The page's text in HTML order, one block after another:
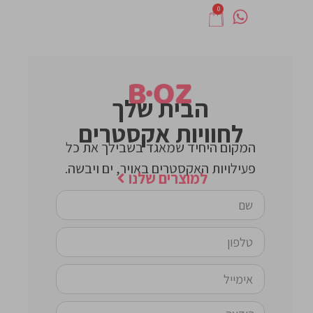
0
הבית שלך
לחוויות אקסטרים
המקום היחיד שמאגד בשבילך את כל
פעילויות האקסטרים באויר, ים ויבשה.
למוצרים שלנו